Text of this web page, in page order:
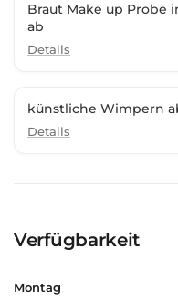
Braut Make up Probe
ab
Details
künstliche Wimpern
Details
Verfügbarkeit
Montag